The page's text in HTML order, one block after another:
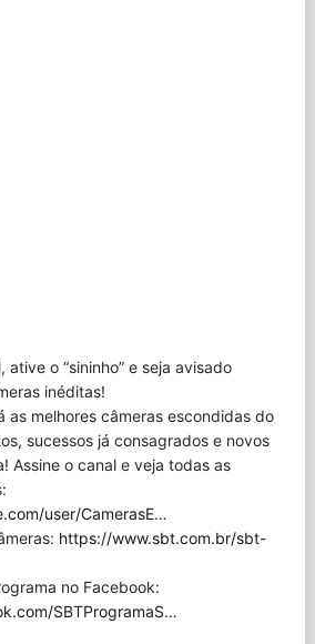
ative o “sininho” e seja avisado
inéditas!
as melhores câmeras escondidas do
sucessos já consagrados e novos
Assine o canal e veja todas as
user/CamerasE…
https://www.sbt.com.br/sbt-
no Facebook:
SBTProgramaS…